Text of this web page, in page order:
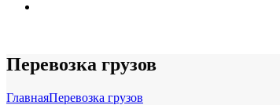
Перевозка грузов
ГлавнаяПеревозка грузов